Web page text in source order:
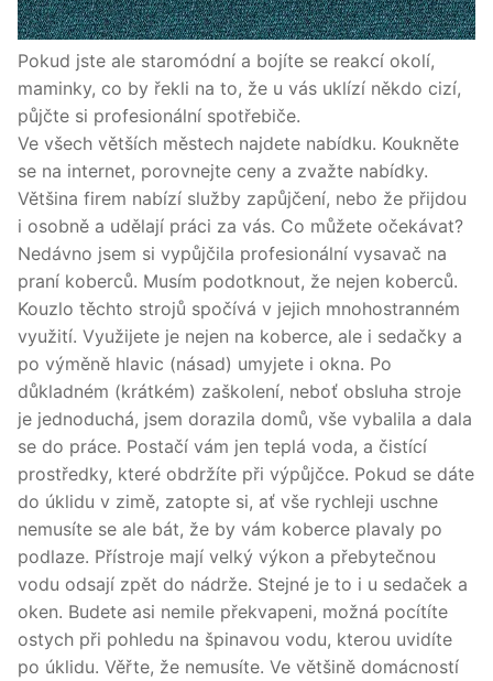
Pokud jste ale staromódní a bojíte se reakcí okolí,
maminky, co by řekli na to, že u vás uklízí někdo cizí,
půjčte si profesionální spotřebiče.
Ve všech větších městech najdete nabídku. Koukněte
se na internet, porovnejte ceny a zvažte nabídky.
Většina firem nabízí služby zapůjčení, nebo že přijdou
i osobně a udělají práci za vás. Co můžete očekávat?
Nedávno jsem si vypůjčila profesionální vysavač na
praní koberců. Musím podotknout, že nejen koberců.
Kouzlo těchto strojů spočívá v jejich mnohostranném
využití. Využijete je nejen na koberce, ale i sedačky a
po výměně hlavic (násad) umyjete i okna. Po
důkladném (krátkém) zaškolení, neboť obsluha stroje
je jednoduchá, jsem dorazila domů, vše vybalila a dala
se do práce. Postačí vám jen teplá voda, a čistící
prostředky, které obdržíte při výpůjčce. Pokud se dáte
do úklidu v zimě, zatopte si, ať vše rychleji uschne
nemusíte se ale bát, že by vám koberce plavaly po
podlaze. Přístroje mají velký výkon a přebytečnou
vodu odsají zpět do nádrže. Stejné je to i u sedaček a
oken. Budete asi nemile překvapeni, možná pocítíte
ostych při pohledu na špinavou vodu, kterou uvidíte
po úklidu. Věřte, že nemusíte. Ve většině domácností